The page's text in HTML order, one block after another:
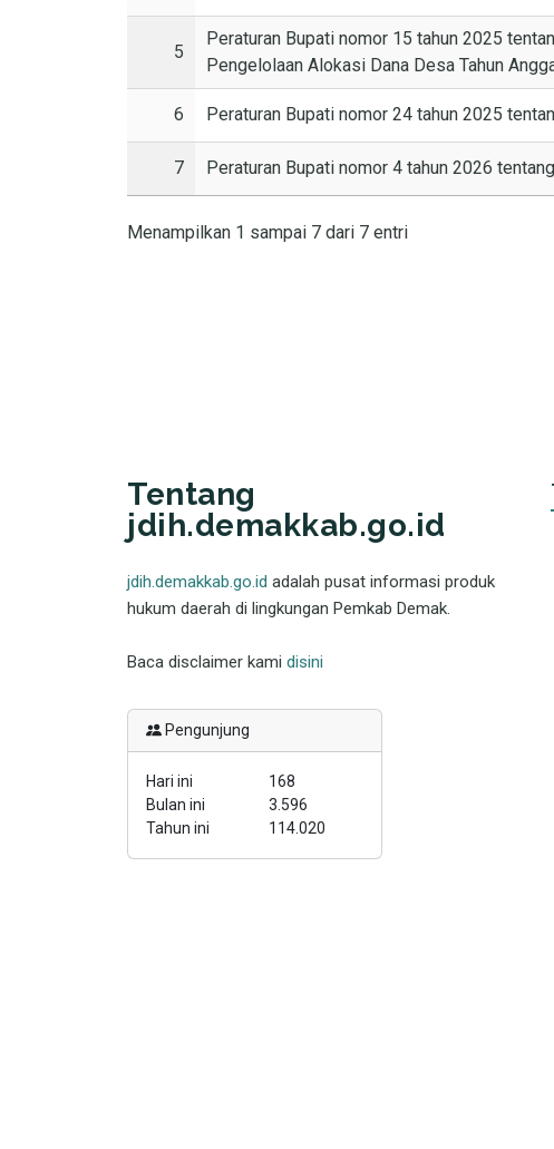
5
Peraturan Bupati nomor 15 tahun 2025
Pengelolaan Alokasi Dana Desa Tahun
6 Peraturan Bupati nomor 24 tahun 2025
7 Peraturan Bupati nomor 4 tahun 2026
Menampilkan 1 sampai 7 dari 7 entri
Tentang
jdih.demakkab.go.id
jdih.demakkab.go.id adalah pusat informasi produk
hukum daerah di lingkungan Pemkab Demak.
Baca disclaimer kami disini
Pengunjung
Hari ini
168
Bulan ini
3.596
Tahun ini
114.020